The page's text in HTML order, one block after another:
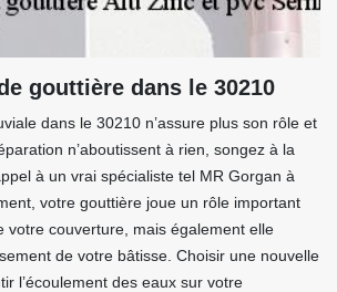
gouttière dans le 30210
dans le 30210 n’assure plus son rôle et
n’aboutissent à rien, songez à la
à un vrai spécialiste tel MR Gorgan à
votre gouttière joue un rôle important
votre couverture, mais également elle
de votre bâtisse. Choisir une nouvelle
l’écoulement des eaux sur votre